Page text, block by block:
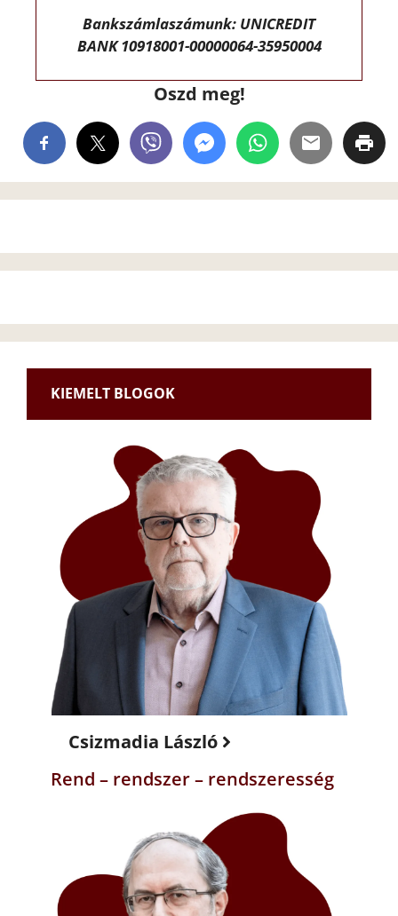
Bankszámlaszámunk: UNICREDIT
BANK 10918001-00000064-35950004
Oszd meg!
KIEMELT BLOGOK
Csizmadia László
Rend – rendszer – rendszeresség